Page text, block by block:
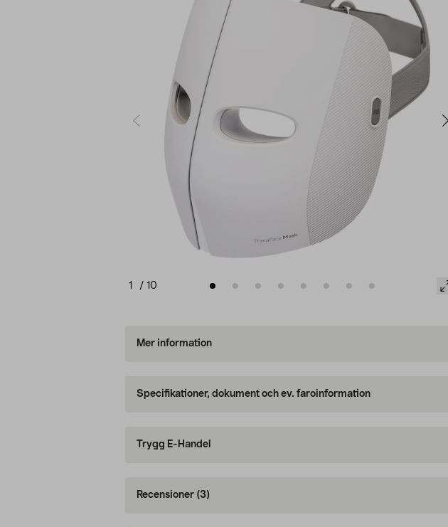
1 / 10
Mer information
Specifikationer, dokument och ev. faroinformation
Trygg E-Handel
Recensioner (3)